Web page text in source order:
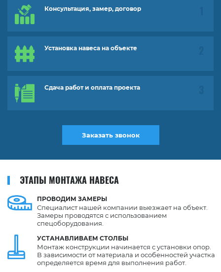
Консультация, замер, договор
Установка навеса на объекте
Сдача работ и оплата проекта
Заказать звонок
ЭТАПЫ МОНТАЖА НАВЕСА
ПРОВОДИМ ЗАМЕРЫ
УСТАНАВЛИВАЕМ СТОЛБЫ
Специалист нашей компании выезжает на объект.
Замеры проводятся с использованием
спецоборудования.
Монтаж конструкции начинается с установки опор.
В зависимости от материала и особенностей участка
определяется время для выполнения работ.